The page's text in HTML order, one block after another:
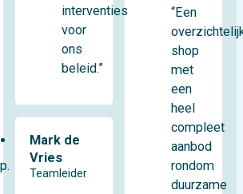
interventies
voor
ons
beleid.”
Mark de
Vries
Teamleider
“Een
shop
met
een
heel
compleet
aanbod
rondom
duurzame